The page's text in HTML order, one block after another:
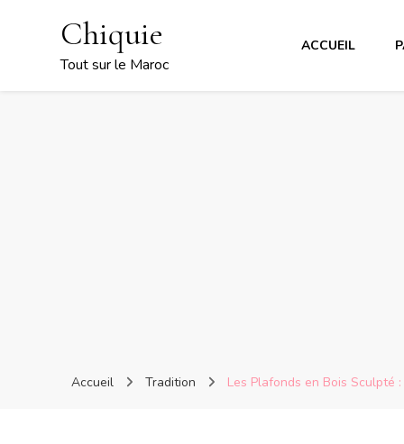
Chiquie
Tout sur le Maroc
ACCUEIL
Accueil Tradition Les Plafonds en Bois Sculpté